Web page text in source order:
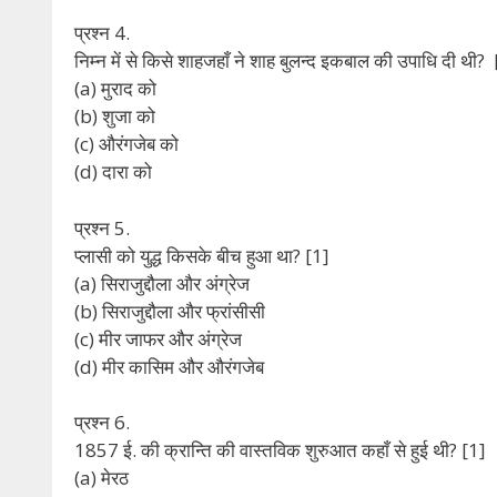
प्रश्न 4.
निम्न में से किसे शाहजहाँ ने शाह बुलन्द इकबाल की उपाधि दी
(a) मुराद को
(b) शुजा को
(c) औरंगजेब को
(d) दारा को
प्रश्न 5.
प्लासी को युद्ध किसके बीच हुआ था? [1]
(a) सिराजुद्दौला और अंग्रेज
(b) सिराजुद्दौला और फ्रांसीसी
(c) मीर जाफर और अंग्रेज
(d) मीर कासिम और औरंगजेब
प्रश्न 6.
1857 ई. की क्रान्ति की वास्तविक शुरुआत कहाँ से हुई थी? [1]
(a) मेरठ